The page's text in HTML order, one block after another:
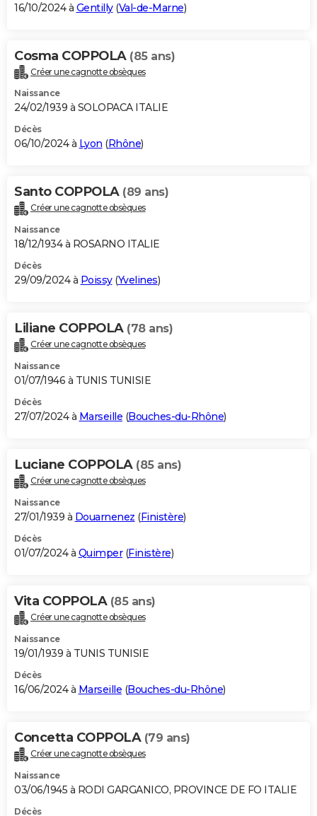
16/10/2024 à Gentilly(Val-de-Marne)
Cosma COPPOLA (85 ans)
Créer une cagnotte obsèques
Naissance
24/02/1939 à SOLOPACA ITALIE
Décès
06/10/2024 à Lyon (Rhône)
Santo COPPOLA (89 ans)
Créer une cagnotte obsèques
Naissance
18/12/1934 à ROSARNO ITALIE
Décès
29/09/2024 à Poissy(Yvelines)
Liliane COPPOLA (78 ans)
Créer une cagnotte obsèques
Naissance
01/07/1946 à TUNIS TUNISIE
Décès
27/07/2024 à Marseille (Bouches-du-Rhône)
Luciane COPPOLA (85 ans)
Créer une cagnotte obsèques
Naissance
27/01/1939 à Douarnenez (Finistère)
Décès
01/07/2024 à Quimper(Finistère)
Vita COPPOLA (85 ans)
Créer une cagnotte obsèques
Naissance
19/01/1939 à TUNIS TUNISIE
Décès
16/06/2024 à Marseille (Bouches-du-Rhône)
Concetta COPPOLA (79 ans)
Créer une cagnotte obsèques
Naissance
03/06/1945 à RODI GARGANICO, PROVINCE DE FO ITALIE
Décès